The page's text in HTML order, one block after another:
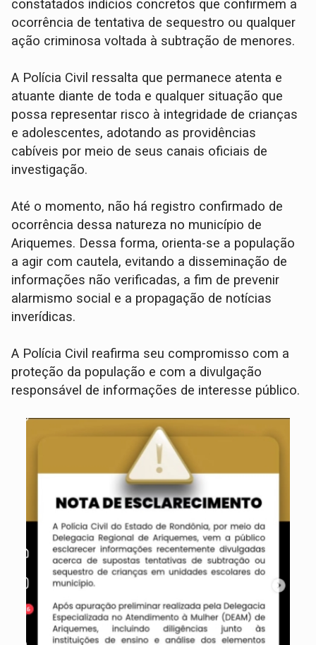
constatados indícios concretos que confirmem a
ocorrência de tentativa de sequestro ou qualquer
ação criminosa voltada à subtração de menores.
A Polícia Civil ressalta que permanece atenta e
atuante diante de toda e qualquer situação que
possa representar risco à integridade de crianças
e adolescentes, adotando as providências
cabíveis por meio de seus canais oficiais de
investigação.
Até o momento, não há registro confirmado de
ocorrência dessa natureza no município de
Ariquemes. Dessa forma, orienta-se a população
a agir com cautela, evitando a disseminação de
informações não verificadas, a fim de prevenir
alarmismo social e a propagação de notícias
inverídicas.
A Polícia Civil reafirma seu compromisso com a
proteção da população e com a divulgação
responsável de informações de interesse público.